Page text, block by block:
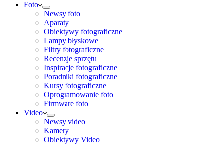
Foto
Newsy foto
Aparaty
Obiektywy fotograficzne
Lampy błyskowe
Filtry fotograficzne
Recenzje sprzętu
Inspiracje fotograficzne
Poradniki fotograficzne
Kursy fotograficzne
Oprogramowanie foto
Firmware foto
Video
Newsy video
Kamery
Obiektywy Video